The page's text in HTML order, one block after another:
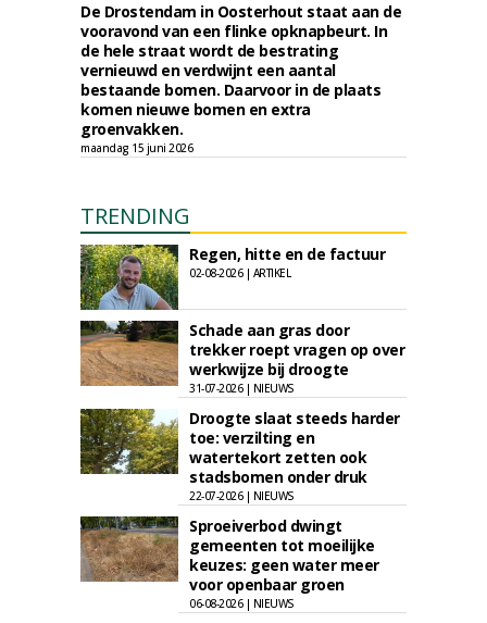
De Drostendam in Oosterhout staat aan de
vooravond van een flinke opknapbeurt. In
de hele straat wordt de bestrating
vernieuwd en verdwijnt een aantal
bestaande bomen. Daarvoor in de plaats
komen nieuwe bomen en extra
groenvakken.
maandag 15 juni 2026
TRENDING
Regen, hitte en de factuur
02-08-2026 | ARTIKEL
Schade aan gras door
trekker roept vragen op over
werkwijze bij droogte
31-07-2026 | NIEUWS
Droogte slaat steeds harder
toe: verzilting en
watertekort zetten ook
stadsbomen onder druk
22-07-2026 | NIEUWS
Sproeiverbod dwingt
gemeenten tot moeilijke
keuzes: geen water meer
voor openbaar groen
06-08-2026 | NIEUWS